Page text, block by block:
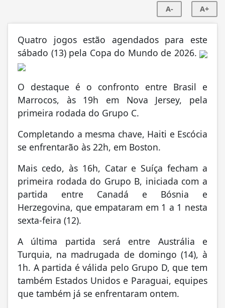
A- A+
Quatro jogos estão agendados para este
sábado (13) pela Copa do Mundo de 2026.
O destaque é o confronto entre Brasil e
Marrocos, às 19h em Nova Jersey, pela
primeira rodada do Grupo C.
Completando a mesma chave, Haiti e Escócia
se enfrentarão às 22h, em Boston.
Mais cedo, às 16h, Catar e Suíça fecham a
primeira rodada do Grupo B, iniciada com a
partida entre Canadá e Bósnia e
Herzegovina, que empataram em 1 a 1 nesta
sexta-feira (12).
A última partida será entre Austrália e
Turquia, na madrugada de domingo (14), à
1h. A partida é válida pelo Grupo D, que tem
também Estados Unidos e Paraguai, equipes
que também já se enfrentaram ontem.